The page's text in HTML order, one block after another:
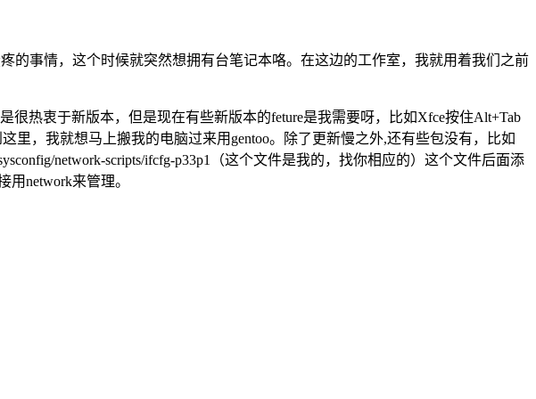
的事情，这个时候就突然想拥有台笔记本咯。在这边的工作室，我就用着我们之前
很热衷于新版本，但是现在有些新版本的feture是我需要呀，比如Xfce按住Alt+Tab
里，我就想马上搬我的电脑过来用gentoo。除了更新慢之外,还有些包没有，比如
network-scripts/ifcfg-p33p1（这个文件是我的，找你相应的）这个文件后面添
用network来管理。